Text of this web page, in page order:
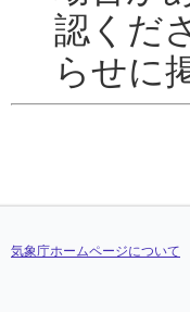
認くだ
らせに
気象庁ホームページについて